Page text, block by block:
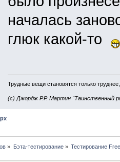
началась
глюк какой-то
Трудные вещи становятся только
(с) Джордж Р.Р. Мартин "Таинственный
» Бэта-тестирование» Тестирование